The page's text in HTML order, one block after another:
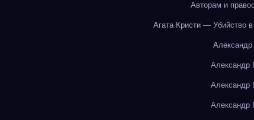
Авторам и
Агата Кристи — Убийство
Александр
Александр
Александр